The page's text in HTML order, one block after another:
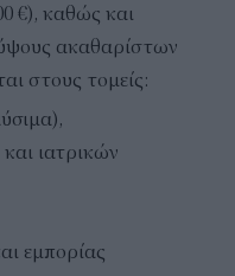
€), καθώς και
ακαθαρίστων
στους τομείς:
ιατρικών
εμπορίας